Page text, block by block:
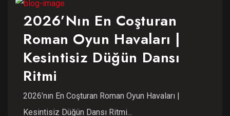
2026’nın En Coşturan
Roman Oyun Havaları |
Kesintisiz Düğün Dansı
Ritmi
2026’nın En Coşturan Roman Oyun Havaları |
Kesintisiz Düğün Dansı Ritmi...